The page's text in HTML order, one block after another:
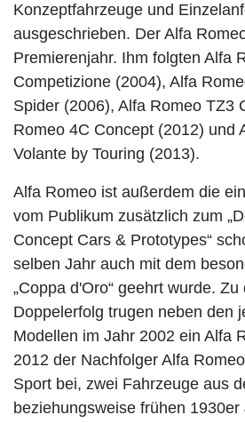
Konzeptfahrzeuge und
ausgeschrieben. Der Alfa
Premierenjahr. Ihm folgten Alfa
Competizione (2004), Alfa
Spider (2006), Alfa Romeo TZ3
Romeo 4C Concept (2012) und
Volante by Touring (2013).
Alfa Romeo ist außerdem die
vom Publikum zusätzlich zum
Concept Cars & Prototypes“
selben Jahr auch mit dem
„Coppa d'Oro“ geehrt wurde. Zu
Doppelerfolg trugen neben den
Modellen im Jahr 2002 ein Alfa
2012 der Nachfolger Alfa
Sport bei, zwei Fahrzeuge aus
beziehungsweise frühen 1930er